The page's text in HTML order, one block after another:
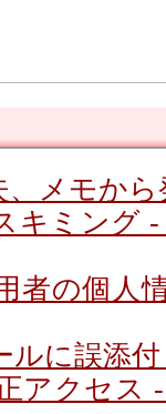
メモか
キミング
者の個人
ルに誤添
アクセス